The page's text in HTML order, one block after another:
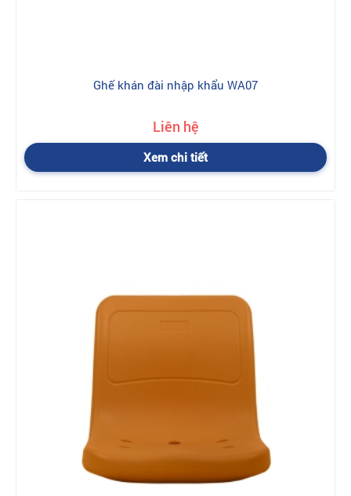
Ghế khán đài nhập khẩu WA07
Liên hệ
Xem chi tiết